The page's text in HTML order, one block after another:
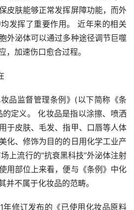
皮肤能够正常发挥屏障功能，而外
发挥了重要作用。 近年来的相关
外泌体可以通过多种途径调节巨噬
，加速伤口愈合过程。
品监督管理条例》(以下简称《条
定义。 化妆品是指以涂擦、喷洒
于皮肤、毛发、指甲、口唇等人体
化、修饰为目的的日用化学工业产
上流行的“抗衰黑科技”外泌体注射
用部位上来看，便与《条例》中化
并不属于化妆品的范畴。
年修订发布的《已使用化妆品原料